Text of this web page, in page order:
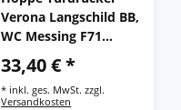
Verona Langschild BB,
WC Messing F71
Türbeschlag Türgriff
Türklinke
33,40 € *
* inkl. ges. MwSt. zzgl.
Versandkosten